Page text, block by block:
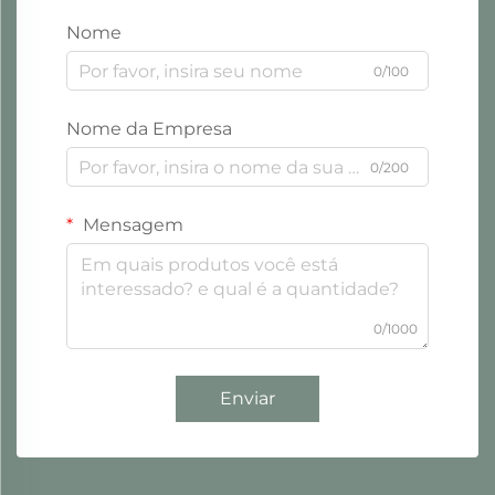
Nome
0/100
Nome da Empresa
0/200
Mensagem
0/1000
Enviar